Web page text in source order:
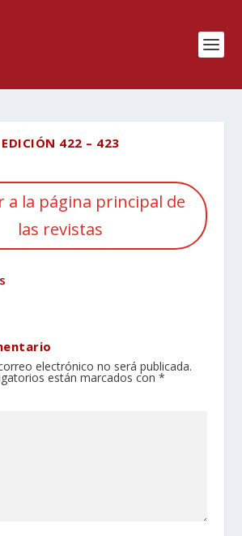
EDICIÓN 422 – 423
a la página principal de
las revistas
electrónico no será publicada.
están marcados con *